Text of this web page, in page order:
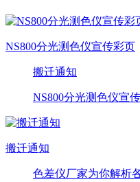
NS800分光测色仪宣传彩页
搬迁通知
NS800分光测色仪宣
搬迁通知
色差仪厂家为你解析